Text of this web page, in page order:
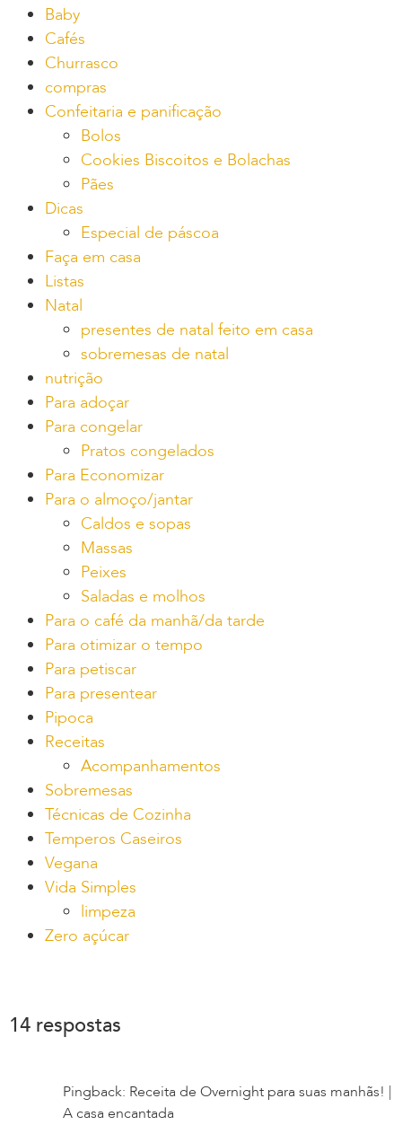
Baby
Cafés
Churrasco
compras
Confeitaria e panificação
Bolos
Cookies Biscoitos e Bolachas
Pães
Dicas
Especial de páscoa
Faça em casa
Listas
Natal
presentes de natal feito em casa
sobremesas de natal
nutrição
Para adoçar
Para congelar
Pratos congelados
Para Economizar
Para o almoço/jantar
Caldos e sopas
Massas
Peixes
Saladas e molhos
Para o café da manhã/da tarde
Para otimizar o tempo
Para petiscar
Para presentear
Pipoca
Receitas
Acompanhamentos
Sobremesas
Técnicas de Cozinha
Temperos Caseiros
Vegana
Vida Simples
limpeza
Zero açúcar
14 respostas
Pingback: Receita de Overnight para suas manhãs! |
A casa encantada